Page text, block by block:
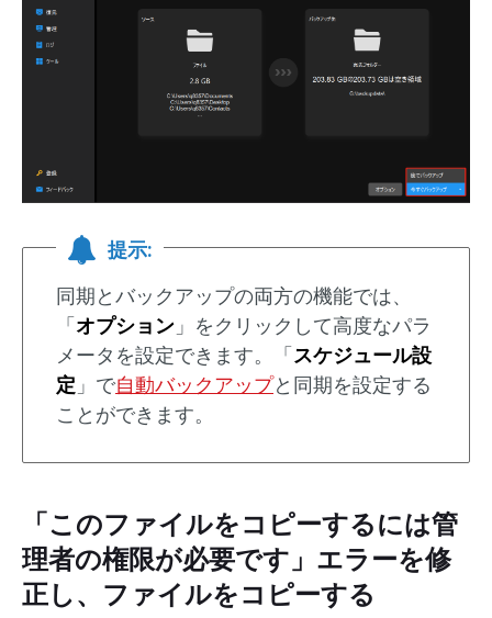
提示:
同期とバックアップの両方の機能では、
「 オプション 」をクリックして高度なパラ
メータを設定できます。「 スケジュール設
定 」で自動バックアップと同期を設定する
ことができます。
「このファイルをコピーするには管
理者の権限が必要です」エラーを修
正し、ファイルをコピーする